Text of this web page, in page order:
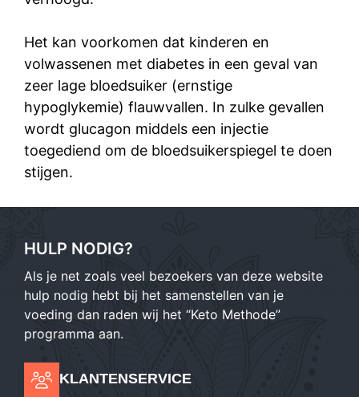
Het kan voorkomen dat kinderen en
volwassenen met diabetes in een geval van
zeer lage bloedsuiker (ernstige
hypoglykemie) flauwvallen. In zulke gevallen
wordt glucagon middels een injectie
toegediend om de bloedsuikerspiegel te doen
stijgen.
HULP NODIG?
Als je net zoals veel bezoekers van deze website
hulp nodig hebt bij het samenstellen van je
voeding dan raden wij het “Keto Methode”
programma aan.
KLANTENSERVICE